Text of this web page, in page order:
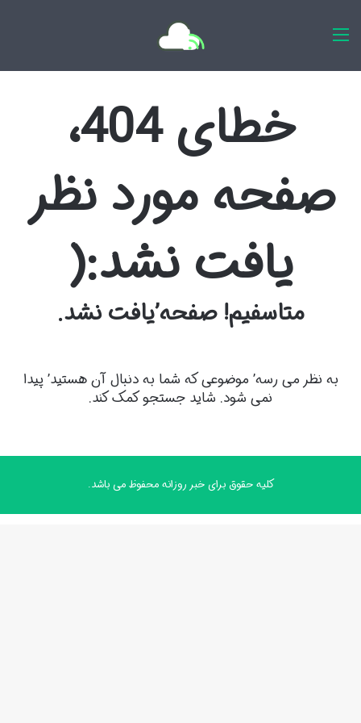
خطای 404،
صفحه مورد نظر
یافت نشد:(
متاسفیم! صفحه’یافت نشد.
به نظر می رسه’ موضوعی که شما به دنبال آن هستید’ پیدا
نمی شود. شاید جستجو کمک کند.
کلیه حقوق برای خبر روزانه محفوظ می باشد.